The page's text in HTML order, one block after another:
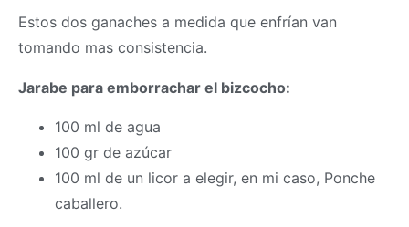
Estos dos ganaches a medida que enfrían van
tomando mas consistencia.
Jarabe para emborrachar el bizcocho:
100 ml de agua
100 gr de azúcar
100 ml de un licor a elegir, en mi caso, Ponche
caballero.